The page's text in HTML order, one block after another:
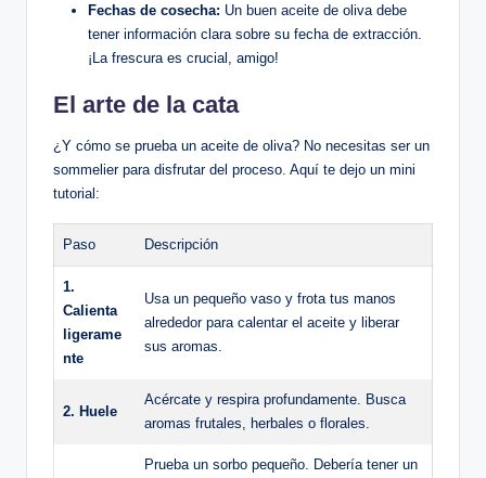
Fechas de cosecha: Un buen aceite de oliva debe
tener información clara sobre su fecha de extracción.
¡La frescura es crucial, amigo!
El arte de la cata
¿Y cómo se prueba un aceite de oliva? No necesitas ser un
sommelier para disfrutar del proceso. Aquí te dejo un mini
tutorial:
Paso Descripción
1.
Calienta
ligerame
nte
Usa un pequeño vaso y frota tus manos
alrededor para calentar el aceite y liberar
sus aromas.
2. Huele
Acércate y respira profundamente. Busca
aromas frutales, herbales o florales.
Prueba un sorbo pequeño. Debería tener un